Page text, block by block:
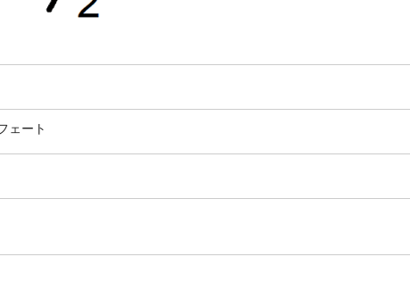
ェート